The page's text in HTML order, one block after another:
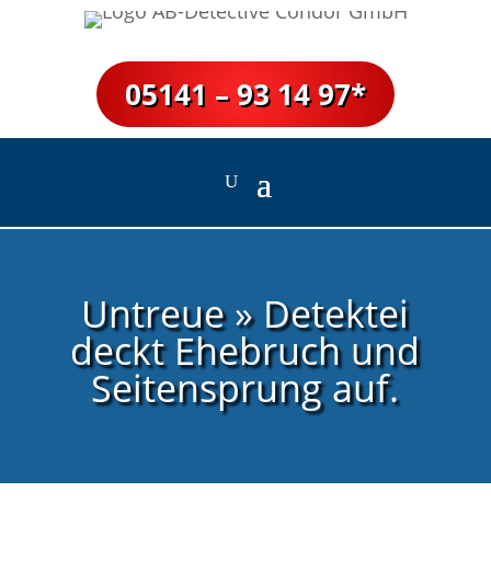
05141 – 93 14 97*
Untreue » Detektei
deckt Ehebruch und
Seitensprung auf.